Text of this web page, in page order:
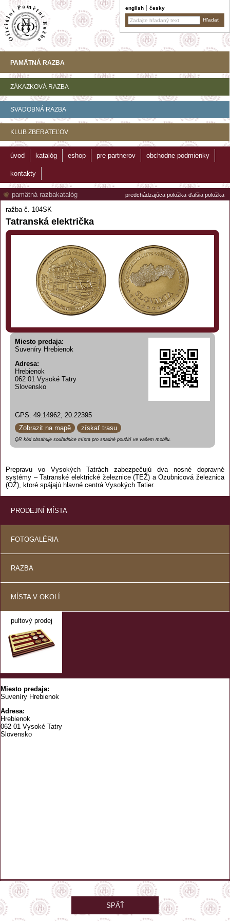
english česky
PAMÄTNÁ RAZBA
ZÁKAZKOVÁ RAZBA
SVADOBNÁ RAZBA
KLUB ZBERATEĽOV
úvod katalóg eshop pre partnerov obchodne podmienky
kontakty
predchádzajúca položka ďalšia položka
pamätná razbakatalóg
ražba č. 104SK
Tatranská električka
Miesto predaja:
Suveníry Hrebienok
Adresa:
Hrebienok
062 01 Vysoké Tatry
Slovensko
GPS: 49.14962, 20.22395
Zobrazit na mapě
získať trasu
QR kód obsahuje souřadnice místa pro snadné použití ve vašem mobilu.
Prepravu vo Vysokých Tatrách zabezpečujú dva nosné dopravné
systémy – Tatranské elektrické železnice (TEŽ) a Ozubnicová železnica
(OŽ), ktoré spájajú hlavné centrá Vysokých Tatier.
PRODEJNÍ MÍSTA
FOTOGALÉRIA
RAZBA
MÍSTA V OKOLÍ
pultový prodej
Miesto predaja:
Suveníry Hrebienok
Adresa:
Hrebienok
062 01 Vysoké Tatry
Slovensko
SPÄŤ